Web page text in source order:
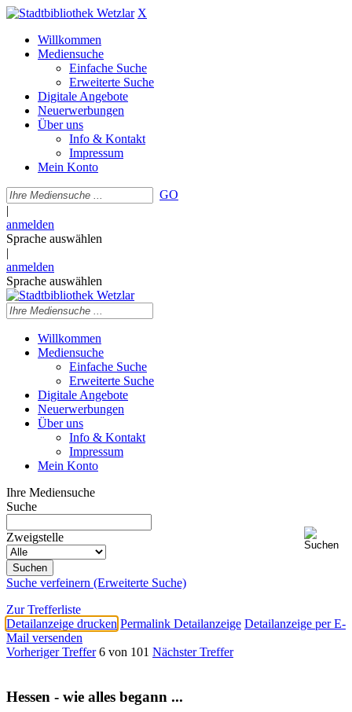
X
Willkommen
Mediensuche
Einfache Suche
Erweiterte Suche
Digitale Angebote
Neuerwerbungen
Über uns
Info & Kontakt
Impressum
Mein Konto
GO
|
anmelden
Sprache auswählen
|
anmelden
Sprache auswählen
Willkommen
Mediensuche
Einfache Suche
Erweiterte Suche
Digitale Angebote
Neuerwerbungen
Über uns
Info & Kontakt
Impressum
Mein Konto
Ihre Mediensuche
Suche
Zweigstelle
Suche verfeinern (Erweiterte Suche)
Zur Trefferliste
Detailanzeige drucken Permalink Detailanzeige Detailanzeige per E-
Mail versenden
Vorheriger Treffer 6 von 101 Nächster Treffer
Hessen - wie alles begann ...